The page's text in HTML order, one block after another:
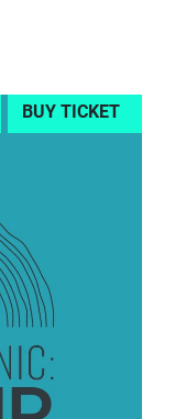
BUY TICKET